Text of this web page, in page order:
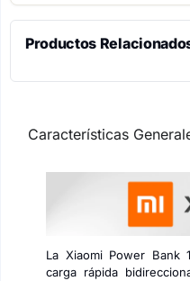
Productos
Características
La Xiaomi Power Bank
carga rápida